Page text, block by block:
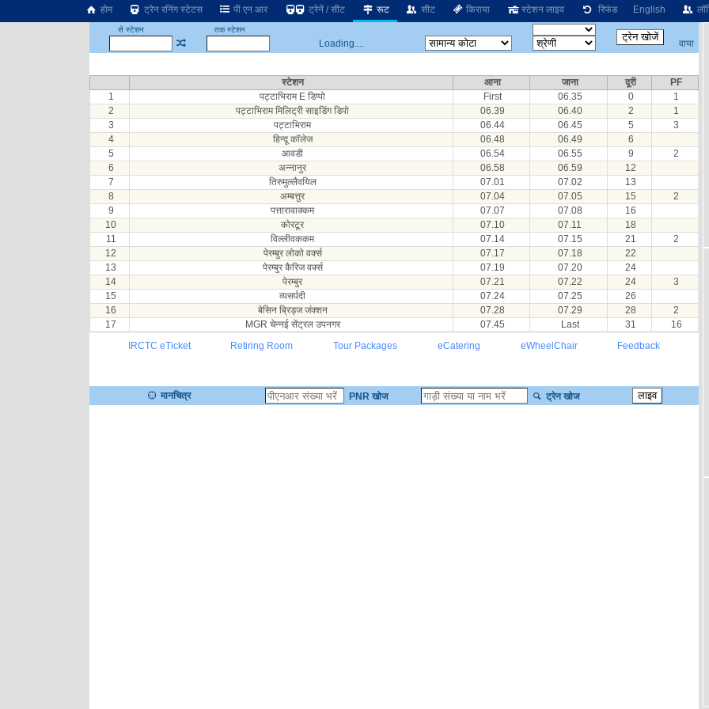
होम ट्रेन रनिंग स्टेटस पी एन आर ट्रेनें / सीट रूट सीट किराया स्टेशन लाइव रिफंड English
से स्टेशन तक स्टेशन
Loading.... वाया
स्टेशन आना जाना दूरी
PF
1
पट्टाभिराम E डिप्पो First 06.35 0
1
2
पट्टाभिराम मिलिट्री साइडिंग डिपो 06.39 06.40 2
1
3
पट्टाभिराम 06.44 06.45 5
3
4
हिन्दू कॉलेज 06.48 06.49
6
5
आवडी 06.54 06.55 9
2
6
अन्नानुर 06.58 06.59
12
7
तिरुमुल्लैवयिल 07.01 07.02
13
8
अम्बत्तुर 07.04 07.05 15
2
9
पत्तारावाक्कम 07.07 07.08
16
10
कोरटूर 07.10 07.11
18
11
विल्लीवककम 07.14 07.15 21
2
12
पेरम्बुर लोको वर्क्स 07.17 07.18
22
13
पेरम्बुर कैरिज वर्क्स 07.19 07.20
24
14
पेरम्बुर 07.21 07.22 24
3
15
व्यसर्पदी 07.24 07.25
26
16
बेसिन ब्रिड्ज जंक्शन 07.28 07.29 28
2
17
MGR चेन्नई सेंट्रल उपनगर 07.45 Last 31
16
IRCTC eTicket
Retiring Room Tour Packages eCatering eWheelChair Feedback
मानचित्र PNR खोज ट्रेन खोज